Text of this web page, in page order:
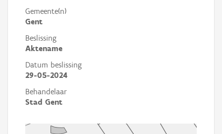
Gemeente(n)
Gent
Beslissing
Aktename
Datum beslissing
29-05-2024
Behandelaar
Stad Gent